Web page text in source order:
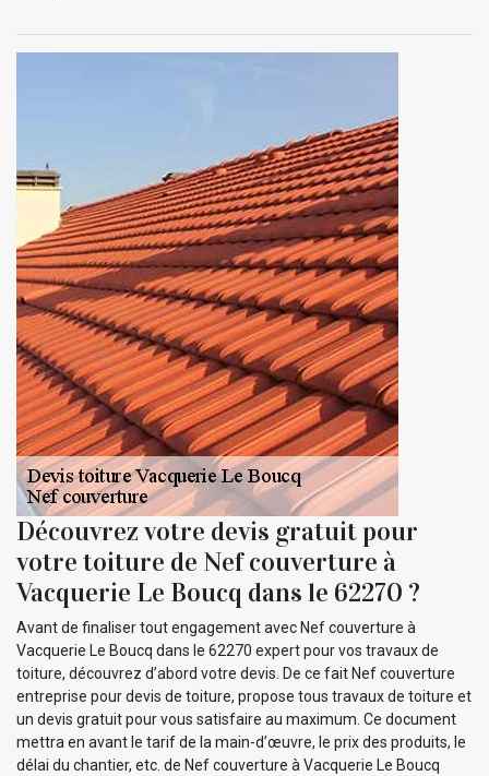
Découvrez votre devis gratuit pour
votre toiture de Nef couverture à
Vacquerie Le Boucq dans le 62270 ?
Avant de finaliser tout engagement avec Nef couverture à
Vacquerie Le Boucq dans le 62270 expert pour vos travaux de
toiture, découvrez d’abord votre devis. De ce fait Nef couverture
entreprise pour devis de toiture, propose tous travaux de toiture et
un devis gratuit pour vous satisfaire au maximum. Ce document
mettra en avant le tarif de la main-d’œuvre, le prix des produits, le
délai du chantier, etc. de Nef couverture à Vacquerie Le Boucq